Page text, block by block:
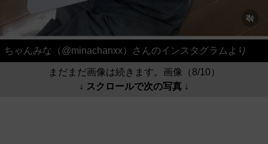
ちゃんみな（@minachanxx）さんのインスタグラムより
まだまだ画像は続きます。画像（8/10）
↓ スクロールで次の写真 ↓